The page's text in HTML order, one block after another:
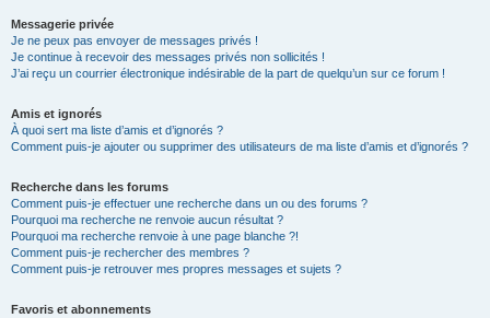
Messagerie privée
Je ne peux pas envoyer de messages privés !
Je continue à recevoir des messages privés non sollicités !
J’ai reçu un courrier électronique indésirable de la part de quelqu’un sur ce forum !
Amis et ignorés
À quoi sert ma liste d’amis et d’ignorés ?
Comment puis-je ajouter ou supprimer des utilisateurs de ma liste d’amis et d’ignorés ?
Recherche dans les forums
Comment puis-je effectuer une recherche dans un ou des forums ?
Pourquoi ma recherche ne renvoie aucun résultat ?
Pourquoi ma recherche renvoie à une page blanche ?!
Comment puis-je rechercher des membres ?
Comment puis-je retrouver mes propres messages et sujets ?
Favoris et abonnements